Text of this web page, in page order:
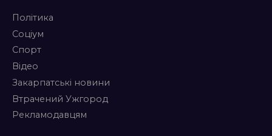
Політика
Соціум
Спорт
Відео
Закарпатські новини
Втрачений Ужгород
Рекламодавцям